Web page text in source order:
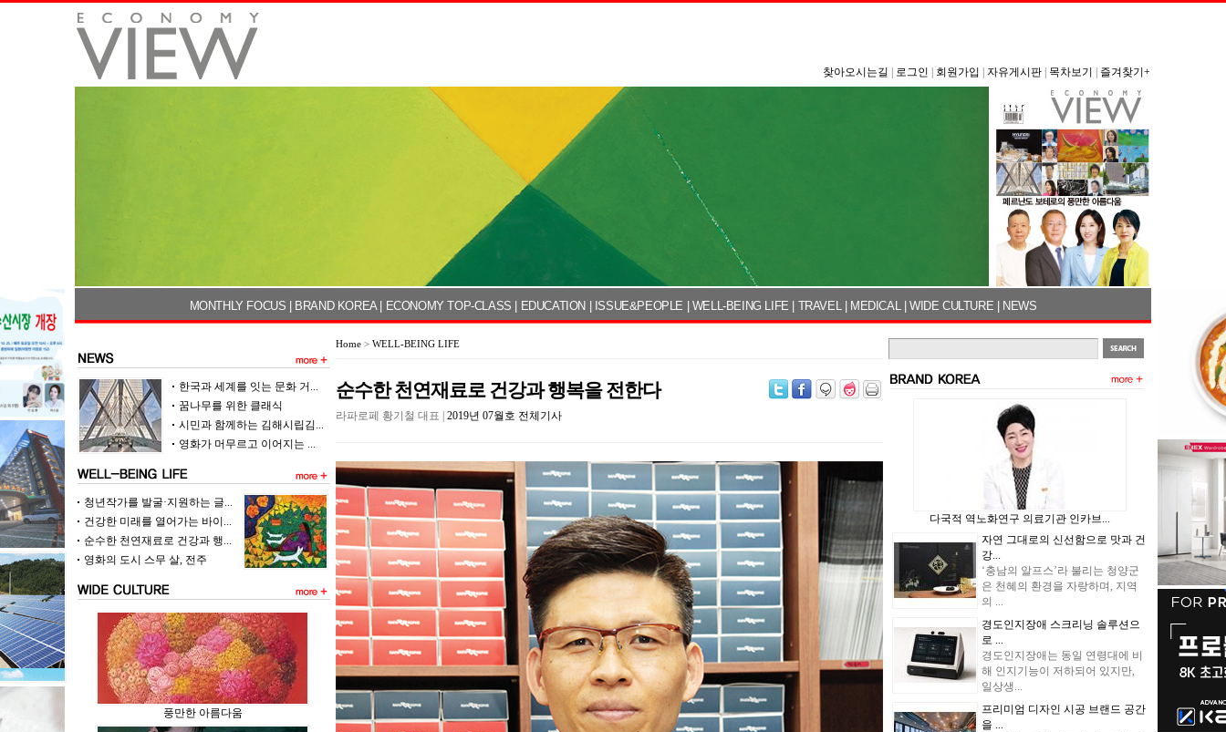
찾아오시는길 로그인 회원가입 자유게시판 목차보기 즐겨찾기+
MONTHLY FOCUS BRAND KOREA| ECONOMY TOP-CLASS EDUCATION ISSUE&PEOPLE WELL-BEING LIFE TRAVEL| MEDICAL|WIDE CULTURE NEWS
한국과 세계를 잇는 문화 거...
꿈나무를 위한 클래식
시민과 함께하는 김해시립김...
영화가 머무르고 이어지는 ...
청년작가를 발굴·지원하는 글...
건강한 미래를 열어가는 바이...
순수한 천연재료로 건강과 행...
영화의 도시 스무 살, 전주
풍만한 아름다움
Home > WELL-BEING LIFE
순수한 천연재료로 건강과 행복을 전한다
라파로페 황기철 대표 | 2019년 07월호 전체기사
다국적 역노화연구 의료기관 인카브...
자연 그대로의 신선함으로 맛과 건
강...
‘충남의 알프스’라 불리는 청양군
은 천혜의 환경을 자랑하며, 지역
의 ...
경도인지장애 스크리닝 솔루션으
로 ...
경도인지장애는 동일 연령대에 비
해 인지기능이 저하되어 있지만,
일상생...
프리미엄 디자인 시공 브랜드 공간
을 ...